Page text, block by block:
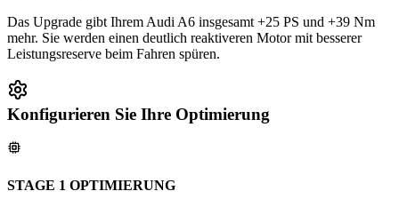
Das Upgrade gibt Ihrem Audi A6 insgesamt +25 PS und +39 Nm
mehr. Sie werden einen deutlich reaktiveren Motor mit besserer
Leistungsreserve beim Fahren spüren.
Konfigurieren Sie Ihre Optimierung
STAGE 1 OPTIMIERUNG